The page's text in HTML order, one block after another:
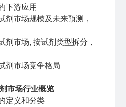
下游应用
剂市场规模及未来预测，
剂市场, 按试剂类型拆分，
剂市场竞争格局
市场行业概览
定义和分类